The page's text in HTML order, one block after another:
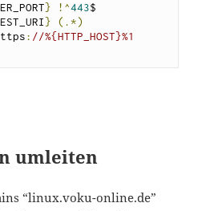
} !^443
}
(.*)
: //%{HTTP_HOST}%1
umleiten
“linux.voku-online.de”